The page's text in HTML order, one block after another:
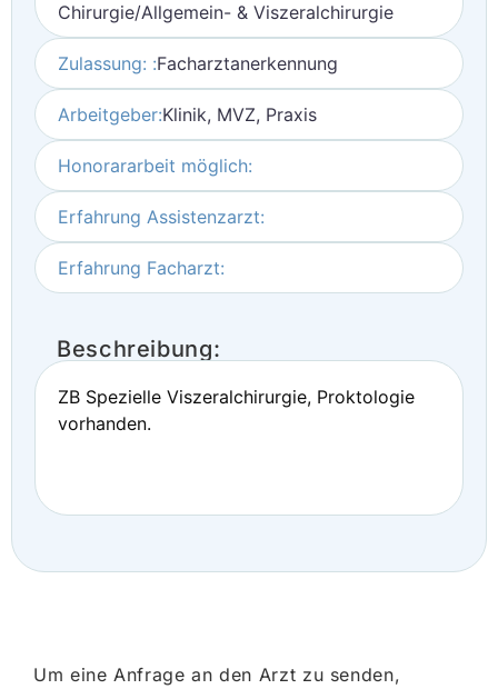
Chirurgie/Allgemein- & Viszeralchirurgie
Zulassung: :Facharztanerkennung
Arbeitgeber:Klinik, MVZ, Praxis
Honorararbeit möglich:
Erfahrung Assistenzarzt:
Erfahrung Facharzt:
Beschreibung:
ZB Spezielle Viszeralchirurgie, Proktologie
vorhanden.
Um eine Anfrage an den Arzt zu senden,